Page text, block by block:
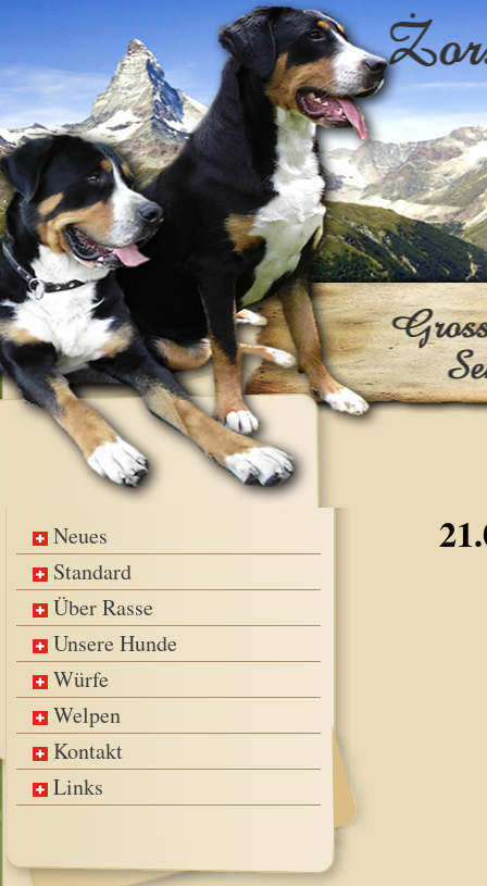
Neues
Standard
Über Rasse
Unsere Hunde
Würfe
Welpen
Kontakt
Links